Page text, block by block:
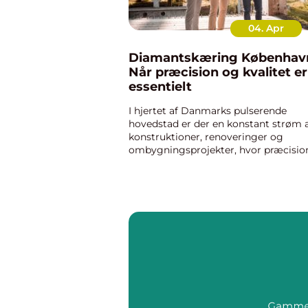
04. Apr
Diamantskæring
Når præcision og kvalitet er
essentielt
I hjertet af Danmarks pulserende
hovedstad er der en konstant strøm
konstruktioner, renoveringer og
ombygningsprojekter, hvor